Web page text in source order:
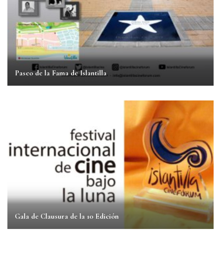
Paseo de la Fama de Islantilla
Gala de Clausura de la 10 Edición